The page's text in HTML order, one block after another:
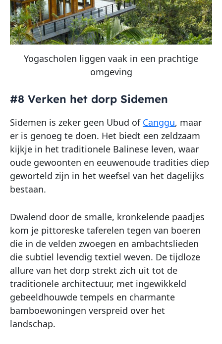
Yogascholen liggen vaak in een prachtige
omgeving
#8 Verken het dorp Sidemen
Sidemen is zeker geen Ubud of Canggu, maar
er is genoeg te doen. Het biedt een zeldzaam
kijkje in het traditionele Balinese leven, waar
oude gewoonten en eeuwenoude tradities diep
geworteld zijn in het weefsel van het dagelijks
bestaan.
Dwalend door de smalle, kronkelende paadjes
kom je pittoreske taferelen tegen van boeren
die in de velden zwoegen en ambachtslieden
die subtiel levendig textiel weven. De tijdloze
allure van het dorp strekt zich uit tot de
traditionele architectuur, met ingewikkeld
gebeeldhouwde tempels en charmante
bamboewoningen verspreid over het
landschap.